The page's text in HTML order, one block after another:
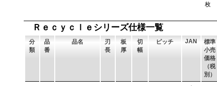
枚
Ｒｅｃｙｃｌｅシリーズ仕様一覧
分
類
品
番
品名
刃
長
板
厚
切
幅
ピッチ JAN
標準
小売
価格
（税
別）